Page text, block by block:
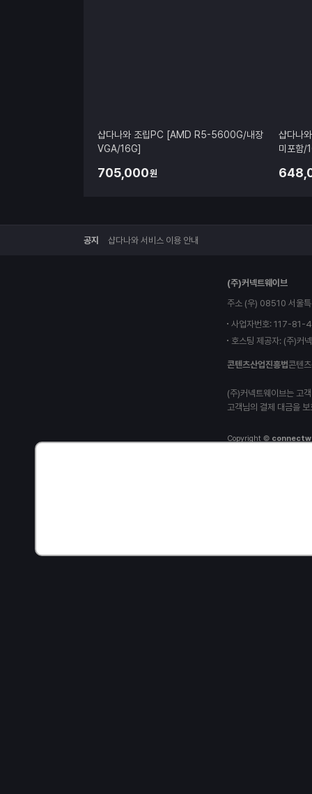
샵다나와 조립PC [AMD R5-5600G/내장
VGA/16G]
705,000원
샵다나
미포함/
공지 샵다나와 서비스 이용 안내
(주)커넥트웨이브
주소 (우) 08510 서울
사업자번호: 117-81-
호스팅 제공자: (주)커
콘텐츠산업진흥법콘텐
(주)커넥트웨이브는 고
고객님의 결제 대금을
Copyright ©